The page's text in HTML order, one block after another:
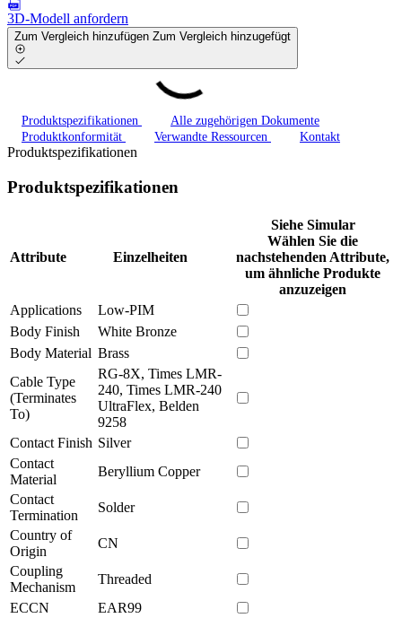
3D-Modell anfordern
Zum Vergleich hinzufügen Zum Vergleich hinzugefügt
Produktspezifikationen
Alle zugehörigen Dokumente
Produktkonformität
Verwandte Ressourcen Kontakt
Produktspezifikationen
Produktspezifikationen
Attribute Einzelheiten
Siehe Simular
Wählen Sie die
nachstehenden Attribute,
um ähnliche Produkte
anzuzeigen
Applications
Low-PIM
Body Finish
White Bronze
Body Material Brass
Cable Type
(Terminates
To)
RG-8X, Times LMR-
240, Times LMR-240
UltraFlex, Belden
9258
Contact Finish Silver
Contact
Material
Beryllium Copper
Contact
Termination
Solder
Country of
Origin
CN
Coupling
Mechanism
Threaded
ECCN
EAR99